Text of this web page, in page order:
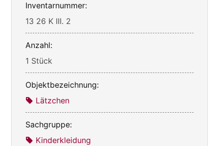
Inventarnummer:
13 26 K III. 2
Anzahl:
1 Stück
Objektbezeichnung:
Lätzchen
Sachgruppe:
Kinderkleidung